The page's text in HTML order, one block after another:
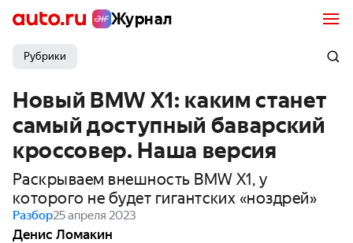
Журнал
Рубрики
Новый BMW X1: каким станет
самый доступный баварский
кроссовер. Наша версия
Раскрываем внешность BMW X1, у
которого не будет гигантских «ноздрей»
Разбор25 апреля 2023
Денис Ломакин